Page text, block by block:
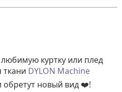
куртку или плед
ткани DYLON Machine
новый вид ❤️!